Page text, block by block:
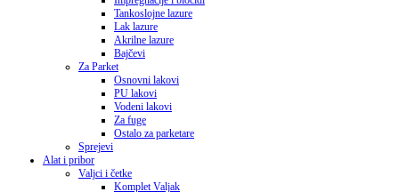
Tankoslojne lazure
Lak lazure
Akrilne lazure
Bajčevi
Za Parket
Osnovni lakovi
PU lakovi
Vodeni lakovi
Za fuge
Ostalo za parketare
Sprejevi
Alat i pribor
Valjci i četke
Komplet Valjak